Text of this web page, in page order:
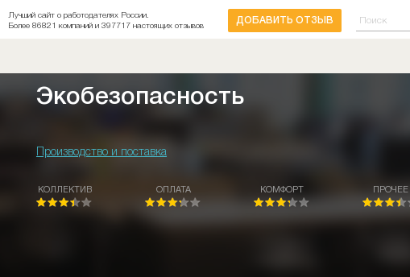
Лучший сайт о работодателях России.
Более 86821 компаний и 397717 настоящих отзывов
ДОБАВИТЬ ОТЗЫВ
Экобезопасность
Производство и поставка
КОЛЛЕКТИВ ОПЛАТА КОМФОРТ ПРОЧЕЕ